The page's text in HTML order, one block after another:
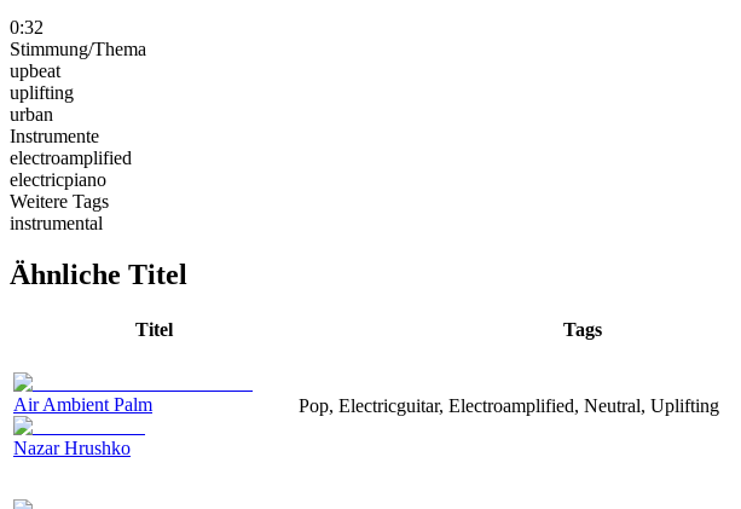
0:32
Stimmung/Thema
upbeat
uplifting
urban
Instrumente
electroamplified
electricpiano
Weitere Tags
instrumental
Ähnliche Titel
Titel Tags
Air Ambient Palm
Nazar Hrushko
Pop, Electricguitar, Electroamplified, Neutral, Uplifting